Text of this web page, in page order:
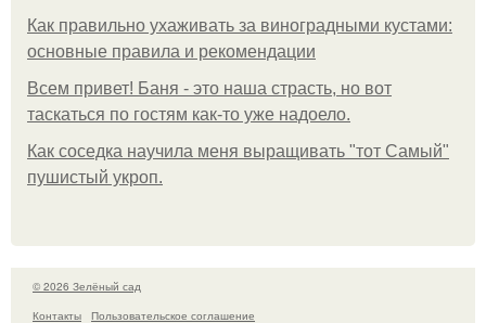
Как правильно ухаживать за виноградными кустами:
основные правила и рекомендации
Всем привет! Баня - это наша страсть, но вот
таскаться по гостям как-то уже надоело.
Как соседка научила меня выращивать "тот Самый"
пушистый укроп.
© 2026 Зелёный сад
Контакты
Пользовательское соглашение